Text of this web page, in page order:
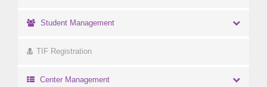
Student Management
TIF Registration
Center Management